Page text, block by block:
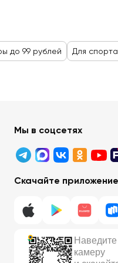
до 99 рублей Для
Мы в соцсетях
Скачайте приложение
Наведите
камеру